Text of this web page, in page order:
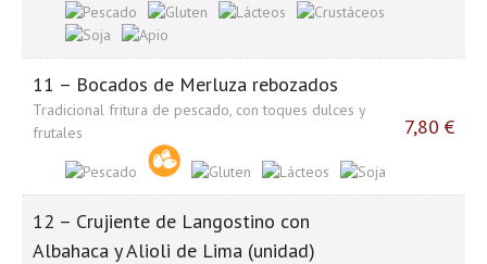
11 – Bocados de Merluza rebozados
Tradicional fritura de pescado, con toques dulces y
frutales
7,80 €
12 – Crujiente de Langostino con
Albahaca y Alioli de Lima (unidad)